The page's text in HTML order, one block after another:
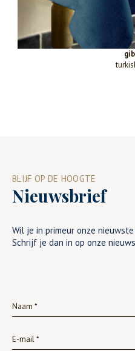
BLIJF OP DE HOOGTE
Nieuwsbrief
Wil je in primeur onze
Schrijf je dan in op onze